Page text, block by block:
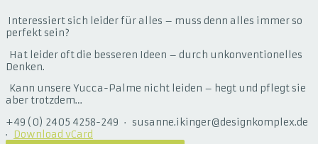
Interessiert sich leider für alles – muss denn alles immer so
perfekt sein?
Hat leider oft die besseren Ideen – durch unkonventionelles
Denken.
Kann unsere Yucca-Palme nicht leiden – hegt und pflegt sie
aber trotzdem…
+49 (0) 2405 4258-249 · susanne.ikinger@designkomplex.de
·
Download vCard